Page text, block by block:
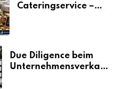
Cateringservice –
Due Diligence beim
Unternehmensverkauf